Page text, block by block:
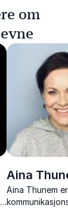
om
Aina
Aina Thunem